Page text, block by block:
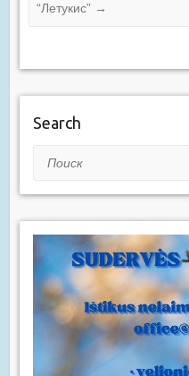
“Летукис” →
Search
Поиск